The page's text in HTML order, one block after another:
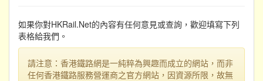
如果你對HKRail.Net的內容有任何意見或查詢，歡迎填寫下列
表格給我們。
請注意：香港鐵路網是一純粹為興趣而成立的網站，而非
任何香港鐵路服務營運商之官方網站，因資源所限，故無